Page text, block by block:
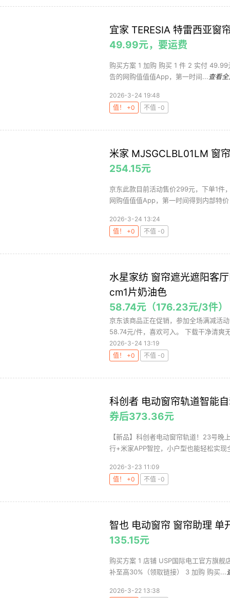
宜家 TERESIA 特雷西亚窗
49.99元，要运费
购买方案 1 加购 购买 1 件 2 实付
告的网购值值值App，第一时间... 查看
2026-3-24 19:48
值！ +0
不值 -0
米家 MJSGCLBL01LM 窗
254.15元
京东此款目前活动售价299元，下单1件
网购值值值App，第一时间得到内部特
2026-3-24 13:24
值！ +0
不值 -0
水星家纺 窗帘遮光遮阳客
cm1片奶油色
58.74元（176.23元/3件）
京东该商品正在促销，参加全场满减活
58.74元/件，喜欢可入。 下载干净清爽
2026-3-24 13:19
值！ +0
不值 -0
科创者 电动窗帘轨道智能
券后373.36元
【新品】科创者电动窗帘轨道！23号
行+米家APP智控，小户型也能轻松实
2026-3-23 11:09
值！ +0
不值 -0
智也 电动窗帘 窗帘助理 单
135.15元
购买方案 1 店铺 USP国际电工官方旗
补至高30%（领取链接） 3 加购 购买...
2026-3-22 13:38